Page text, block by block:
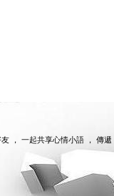
， 一起共享心情小語 ， 傳遞